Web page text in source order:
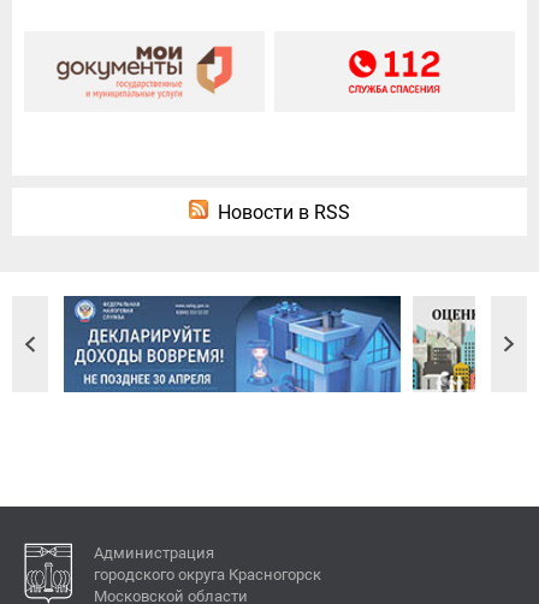
Новости в RSS
Администрация
городского округа Красногорск
Московской области